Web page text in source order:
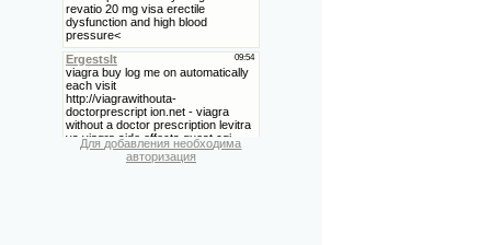
Для добавления необходима
авторизация